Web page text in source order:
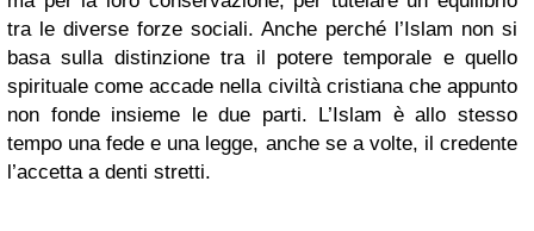
tra le diverse forze sociali. Anche perché l’Islam non si
basa sulla distinzione tra il potere temporale e quello
spirituale come accade nella civiltà cristiana che appunto
non fonde insieme le due parti. L’Islam è allo stesso
tempo una fede e una legge, anche se a volte, il credente
l’accetta a denti stretti.